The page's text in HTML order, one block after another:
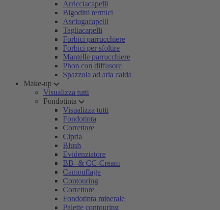
Arricciacapelli
Bigodini termici
Asciugacapelli
Tagliacapelli
Forbici parrucchiere
Forbici per sfoltire
Mantelle parrucchiere
Phon con diffusore
Spazzola ad aria calda
Make-up
Visualizza tutti
Fondotinta
Visualizza tutti
Fondotinta
Correttore
Cipria
Blush
Evidenziatore
BB- & CC-Cream
Camouflage
Contouring
Correttore
Fondotinta minerale
Palette contouring